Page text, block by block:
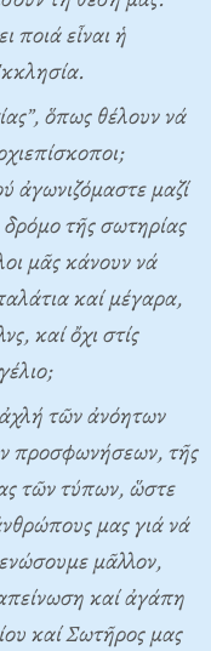
ποιά εἶναι ἡ
ὅπως θέλουν νά
ἀγωνιζόμαστε μαζί
τῆς σωτηρίας
μᾶς κάνουν νά
καί μέγαρα,
καί ὄχι στίς
τῶν ἀνόητων
προσφωνήσεων, τῆς
τῶν τύπων, ὥστε
μας γιά νά
μᾶλλον,
καί ἀγάπη
καί Σωτῆρος μας